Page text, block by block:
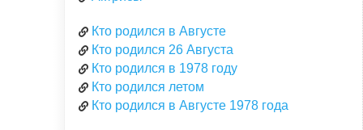
Кто родился в Августе
Кто родился 26 Августа
Кто родился в 1978 году
Кто родился летом
Кто родился в Августе 1978 года